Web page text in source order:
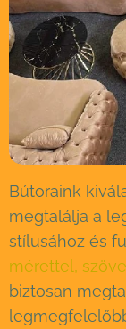
Bútoraink
megtalálja a
stílusához és
mérettel,
biztosan